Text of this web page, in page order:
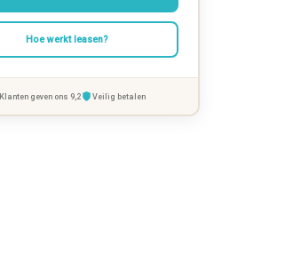
Hoe werkt leasen?
Klanten geven ons 9,2 Veilig betalen